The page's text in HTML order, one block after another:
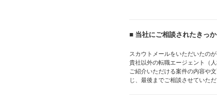
■ 当社にご相談されたきっ
スカウトメールをいただいたの
貴社以外の転職エージェント（
ご紹介いただける案件の内容や
じ、最後までご相談させていた